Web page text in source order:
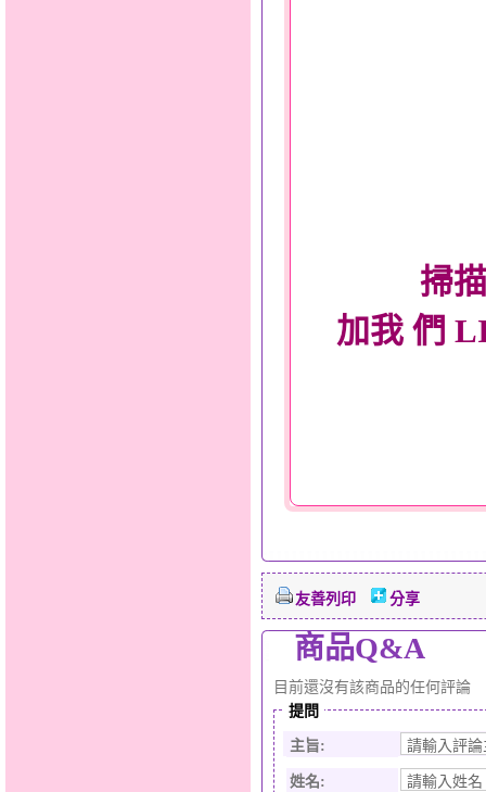
掃
加我 們
友善列印 分享
商品Q&A
目前還沒有該商品的任何評論
提問
主旨:
姓名: